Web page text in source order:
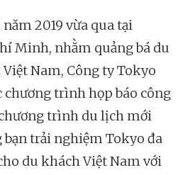
2019 vừa qua tại
Minh, nhằm quảng bá du
Nam, Công ty Tokyo
chương trình họp báo công
trình du lịch mới
bạn trải nghiệm Tokyo đa
du khách Việt Nam với